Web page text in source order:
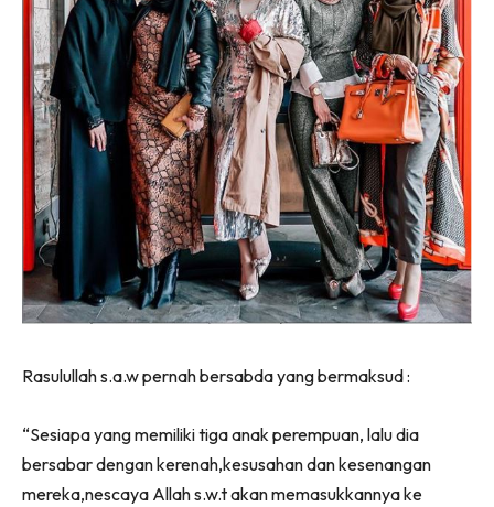
Rasulullah s.a.w pernah bersabda yang bermaksud :
“Sesiapa yang memiliki tiga anak perempuan, lalu dia
bersabar dengan kerenah,kesusahan dan kesenangan
mereka,nescaya Allah s.w.t akan memasukkannya ke